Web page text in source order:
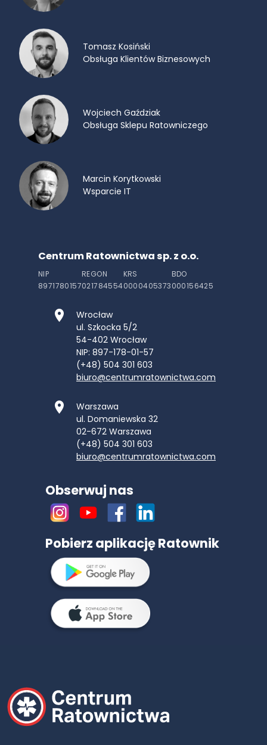
Tomasz Kosiński
Obsługa Klientów Biznesowych
Wojciech Gaździak
Obsługa Sklepu Ratowniczego
Marcin Korytkowski
Wsparcie IT
Centrum Ratownictwa sp. z o.o.
NIP
8971780157
REGON
021784554
KRS
0000405373
BDO
000156425
Wrocław
ul. Szkocka 5/2
54-402 Wrocław
NIP: 897-178-01-57
(+48) 504 301 603
biuro@centrumratownictwa.com
Warszawa
ul. Domaniewska 32
02-672 Warszawa
(+48) 504 301 603
biuro@centrumratownictwa.com
Obserwuj nas
Pobierz aplikację Ratownik